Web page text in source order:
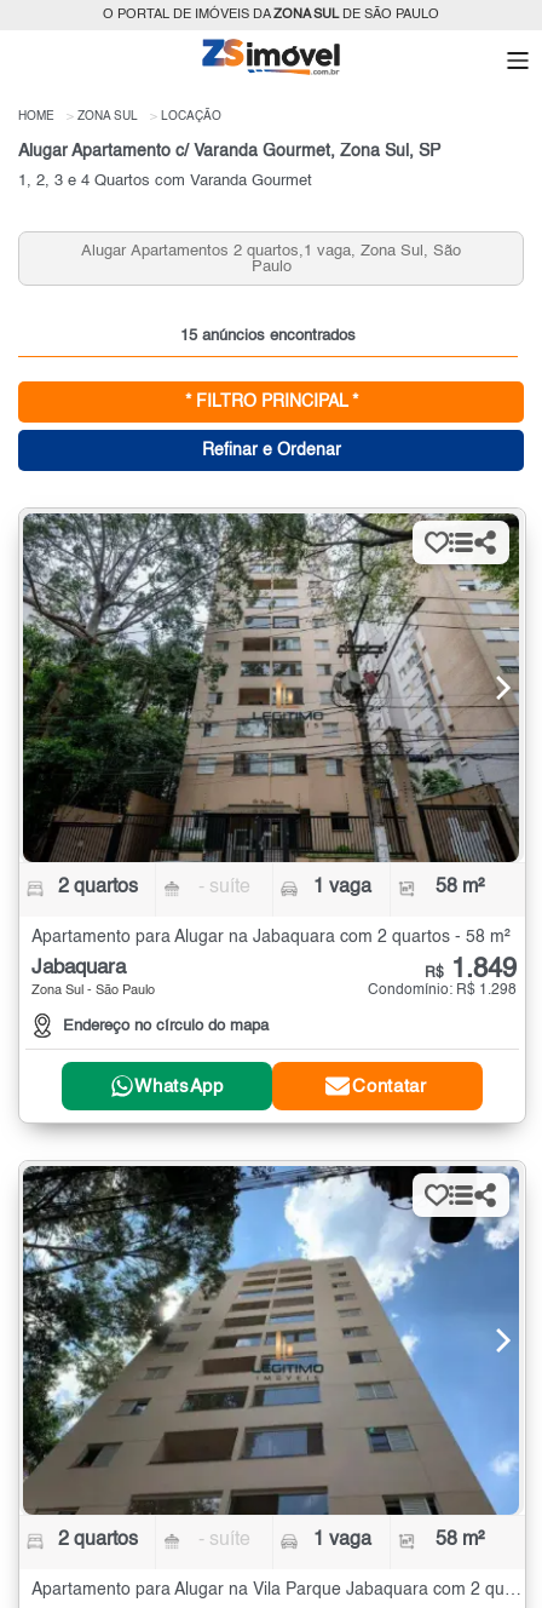
O PORTAL DE IMÓVEIS DAZONA SULDE SÃO PAULO
HOME ZONA SUL LOCAÇÃO
Alugar Apartamento c/ Varanda Gourmet, Zona Sul, SP
1, 2, 3 e 4 Quartos com Varanda Gourmet
Alugar Apartamentos 2 quartos,1 vaga, Zona Sul, São
Paulo
15 anúncios encontrados
* FILTRO PRINCIPAL *
Refinar e Ordenar
2 quartos - suíte 1 vaga 58 m²
Apartamento para Alugar na Jabaquara com 2 quartos - 58 m²
Jabaquara
Zona Sul - São Paulo
Endereço no círculo do mapa
R$ 1.849
Condomínio: R$ 1.298
WhatsApp Contatar
2 quartos - suíte 1 vaga 58 m²
Apartamento para Alugar na Vila Parque Jabaquara com 2 quartos - 58 m²